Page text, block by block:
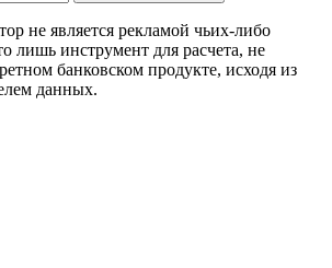
не является рекламой чьих-либо
лишь инструмент для расчета, не
банковском продукте, исходя из
данных.